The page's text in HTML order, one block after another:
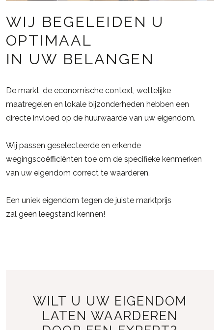
WIJ BEGELEIDEN U
OPTIMAAL
IN UW BELANGEN
De markt, de economische context, wettelijke
maatregelen en lokale bijzonderheden hebben een
directe invloed op de huurwaarde van uw eigendom.
Wij passen geselecteerde en erkende
wegingscoëfficiënten toe om de specifieke kenmerken
van uw eigendom correct te waarderen.
Een uniek eigendom tegen de juiste marktprijs
zal geen leegstand kennen!
WILT U UW EIGENDOM
LATEN WAARDEREN